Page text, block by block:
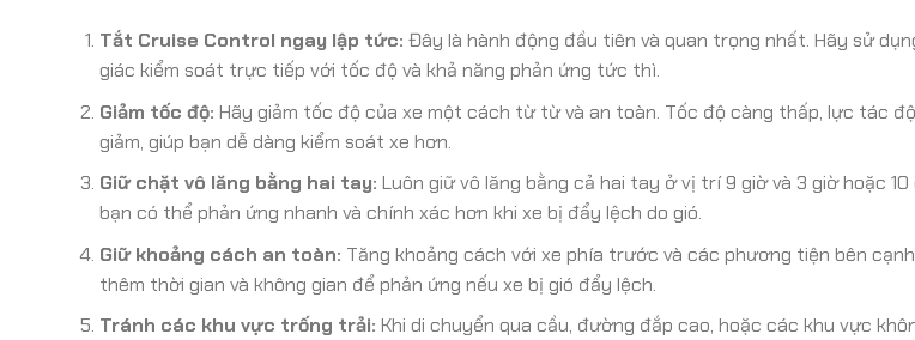
Tắt Cruise Control ngay lập tức: Đây là hành động đầu tiên và quan trọng nhất. Hãy sử
giác kiểm soát trực tiếp với tốc độ và khả năng phản ứng tức thì.
Giảm tốc độ: Hãy giảm tốc độ của xe một cách từ từ và an toàn. Tốc độ càng thấp, lực tác
giảm, giúp bạn dễ dàng kiểm soát xe hơn.
Giữ chặt vô lăng bằng hai tay: Luôn giữ vô lăng bằng cả hai tay ở vị trí 9 giờ và 3 giờ hoặc
bạn có thể phản ứng nhanh và chính xác hơn khi xe bị đẩy lệch do gió.
Giữ khoảng cách an toàn: Tăng khoảng cách với xe phía trước và các phương tiện bên
thêm thời gian và không gian để phản ứng nếu xe bị gió đẩy lệch.
Tránh các khu vực trống trải: Khi di chuyển qua cầu, đường đắp cao, hoặc các khu vực